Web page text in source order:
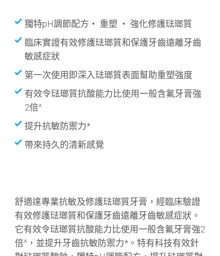
獨特pH調節配方‧ 重塑 ‧ 強化修護琺瑯質
臨床實證有效修護琺瑯質和保護⽛⿒遠離⽛⿒
敏感症狀
第一次使用即深入琺瑯質表面幫助重塑強度
有效令琺瑯質抗酸能力比使用一般含氟牙膏強
2倍^
提升抗敏防禦力*
帶來持久的清新感覺
舒適達專業抗敏及修護琺瑯質牙膏，經臨床驗證
有效修護琺瑯質和保護⽛⿒遠離⽛⿒敏感症狀。
它有效令琺瑯質抗酸能力比使用一般含氟牙膏強2
倍^，並提升牙齒抗敏防禦力*。特有科技有效針